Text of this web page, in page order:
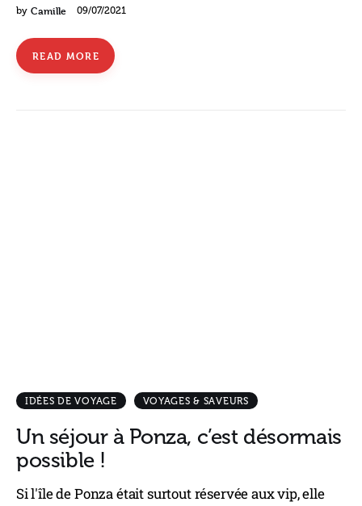
by Camille 09/07/2021
READ MORE
IDÉES DE VOYAGE VOYAGES & SAVEURS
Un séjour à Ponza, c’est désormais
possible !
Si l'île de Ponza était surtout réservée aux vip, elle